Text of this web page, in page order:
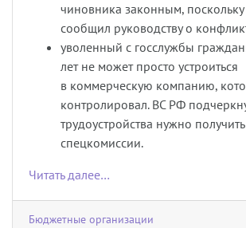
чиновника законным, поскольку
сообщил руководству о
уволенный с госслужбы
лет не может просто устроиться
в коммерческую компанию,
контролировал. ВС РФ
трудоустройства нужно
спецкомиссии.
Читать далее…
Бюджетные организации